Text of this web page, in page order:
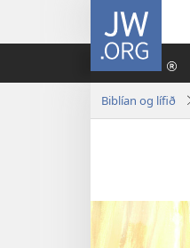
JW.ORG
Biblían og lífið